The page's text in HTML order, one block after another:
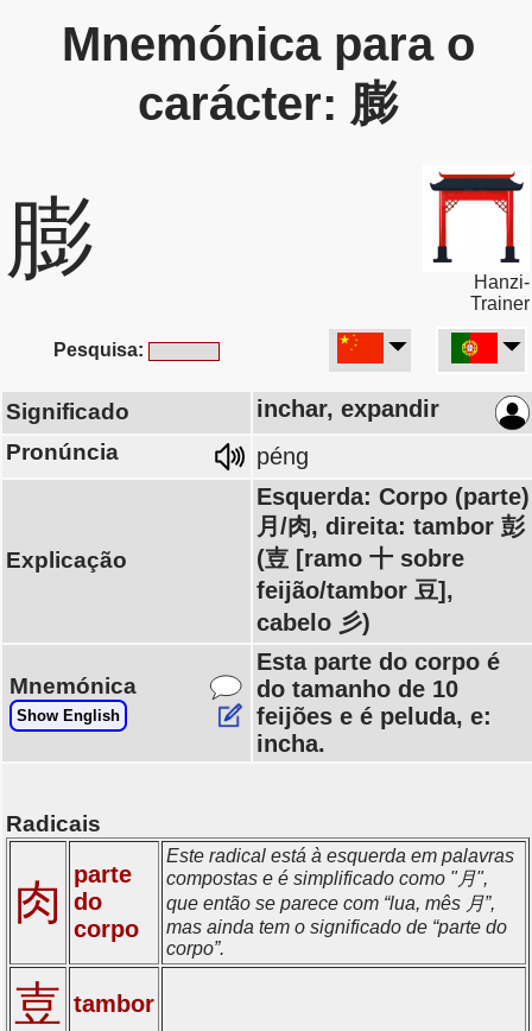
Mnemónica para o
carácter: 膨
膨
Hanzi-
Trainer
Pesquisa:
Significado inchar, expandir
Pronúncia péng
Explicação
Esquerda: Corpo (parte)
月/肉, direita: tambor 彭
(壴 [ramo 十 sobre
feijão/tambor 豆],
cabelo 彡)
Mnemónica
Show English
Esta parte do corpo é
do tamanho de 10
feijões e é peluda, e:
incha.
Radicais
肉
parte
do
corpo
Este radical está à esquerda em palavras
compostas e é simplificado como "月",
que então se parece com “lua, mês 月”,
mas ainda tem o significado de “parte do
corpo”.
壴 tambor